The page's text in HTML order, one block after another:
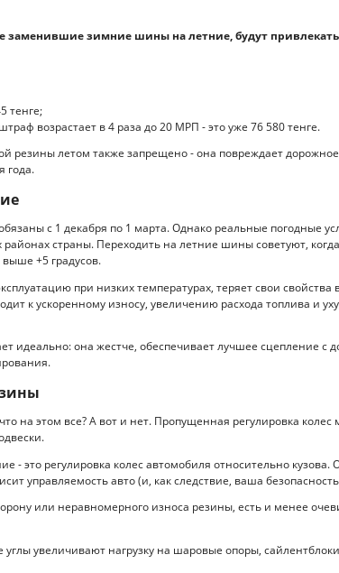
заменившие зимние шины на летние, будут
тенге;
возрастает в 4 раза до 20 МРП - это уже 76 580 тенге.
резины летом также запрещено - она повреждает
года.
с 1 декабря по 1 марта. Однако реальные погодные
страны. Переходить на летние шины советуют, когда
+5 градусов.
при низких температурах, теряет свои свойства
к ускоренному износу, увеличению расхода топлива и
идеально: она жестче, обеспечивает лучшее сцепление с
на этом все? А вот и нет. Пропущенная регулировка колес
- это регулировка колес автомобиля относительно кузова.
управляемость авто (и, как следствие, ваша
или неравномерного износа резины, есть и менее
увеличивают нагрузку на шаровые опоры,